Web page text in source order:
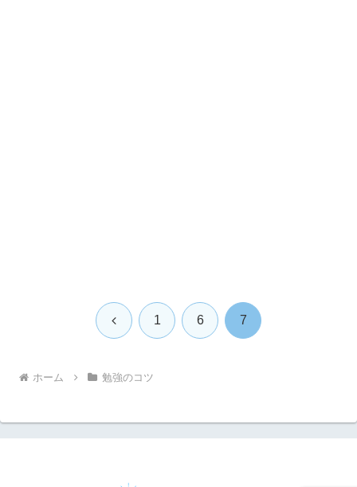
前 1 6 7
ホーム 勉強のコツ